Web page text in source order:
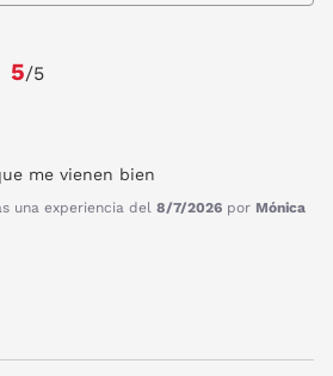
5/5
me vienen bien
una experiencia del 8/7/2026 por Mónica